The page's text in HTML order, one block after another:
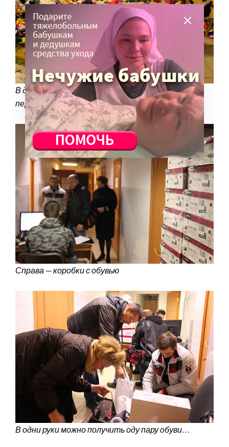
В детской комнате порезвились с утра малыши,
перепробовав все игрушки
Справа — коробки с обувью
В одни руки можно получить оду пару обуви…